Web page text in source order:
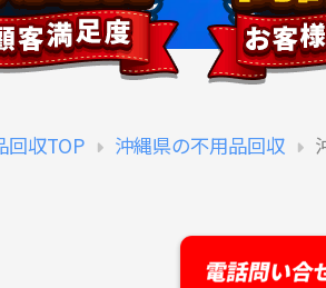
回収TOP 沖縄県の不用品回収